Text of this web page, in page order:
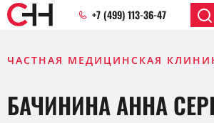
+7 (499) 113-36-47
ЧАСТНАЯ МЕДИЦИНСКАЯ
БАЧИНИНА АННА